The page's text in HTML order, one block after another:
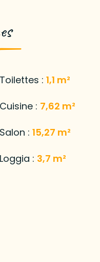
Toilettes : 1,1 m²
Cuisine : 7,62 m²
Salon : 15,27 m²
Loggia : 3,7 m²